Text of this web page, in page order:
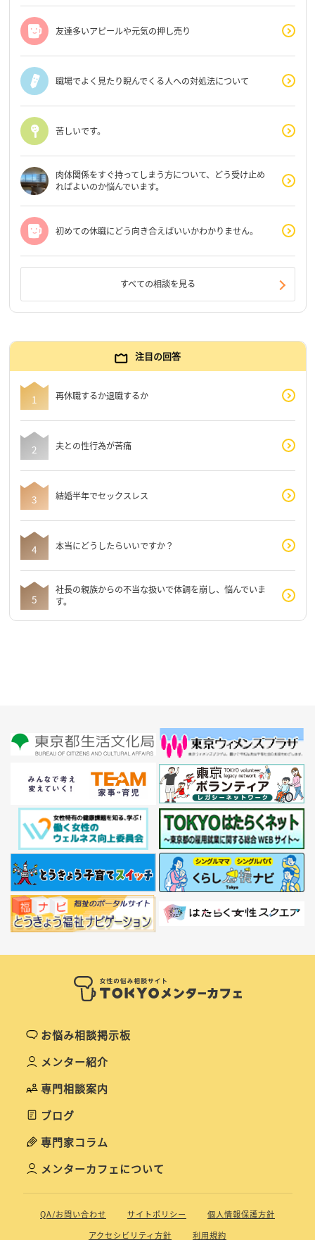
友達多いアピールや元気の押し売り
職場でよく見たり睨んでくる人への対処法について
苦しいです。
肉体関係をすぐ持ってしまう方について、どう受け止め
ればよいのか悩んでいます。
初めての休職にどう向き合えばいいかわかりません。
すべての相談を見る
注目の回答
再休職するか退職するか
夫との性行為が苦痛
結婚半年でセックスレス
本当にどうしたらいいですか？
社長の親族からの不当な扱いで体調を崩し、悩んでいま
す。
お悩み相談掲示板
メンター紹介
専門相談案内
ブログ
専門家コラム
メンターカフェについて
QA/お問い合わせ サイトポリシー
個人情報保護方針
アクセシビリティ方針
利用規約